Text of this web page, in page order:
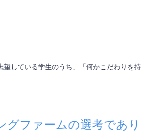
望している学生のうち、「何かこだわりを持
グファームの選考であり